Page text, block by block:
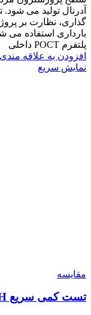
گذاری، نظارت بر
بارداری استفاده می
پلتفرم POCT داخلی
افزودن به علاقه مندی
نمایش سریع
مقايسه
تست کمی سریع FSH